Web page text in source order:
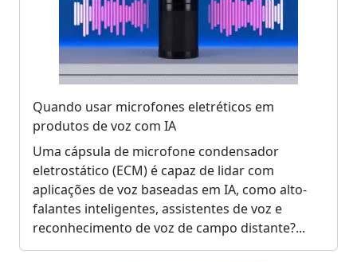
Quando usar microfones eletréticos em
produtos de voz com IA
Uma cápsula de microfone condensador
eletrostático (ECM) é capaz de lidar com
aplicações de voz baseadas em IA, como alto-
falantes inteligentes, assistentes de voz e
reconhecimento de voz de campo distante?...